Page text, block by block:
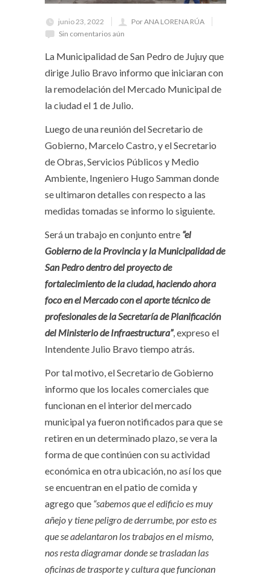
junio 23, 2022
Por ANA LORENA RÚA
Sin comentarios aún
La Municipalidad de San Pedro de Jujuy que
dirige Julio Bravo informo que iniciaran con
la remodelación del Mercado Municipal de
la ciudad el 1 de Julio.
Luego de una reunión del Secretario de
Gobierno, Marcelo Castro, y el Secretario
de Obras, Servicios Públicos y Medio
Ambiente, Ingeniero Hugo Samman donde
se ultimaron detalles con respecto a las
medidas tomadas se informo lo siguiente.
Será un trabajo en conjunto entre “el
Gobierno de la Provincia y la Municipalidad de
San Pedro dentro del proyecto de
fortalecimiento de la ciudad, haciendo ahora
foco en el Mercado con el aporte técnico de
profesionales de la Secretaría de Planificación
del Ministerio de Infraestructura”, expreso el
Intendente Julio Bravo tiempo atrás.
Por tal motivo, el Secretario de Gobierno
informo que los locales comerciales que
funcionan en el interior del mercado
municipal ya fueron notificados para que se
retiren en un determinado plazo, se vera la
forma de que continúen con su actividad
económica en otra ubicación, no así los que
se encuentran en el patio de comida y
agrego que “sabemos que el edificio es muy
añejo y tiene peligro de derrumbe, por esto es
que se adelantaron los trabajos en el mismo,
nos resta diagramar donde se trasladan las
oficinas de trasporte y cultura que funcionan